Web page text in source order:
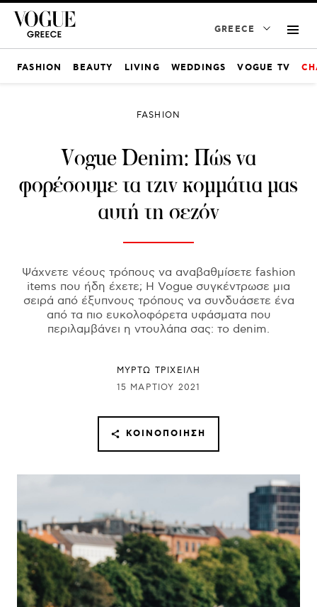
GREECE
FASHION BEAUTY LIVING WEDDINGS VOGUE TV
FASHION
Vogue Denim: Πώς να
φορέσουμε τα τζιν κομμάτια μας
αυτή τη σεζόν
Ψάχνετε νέους τρόπους να αναβαθμίσετε fashion
items που ήδη έχετε; Η Vogue συγκέντρωσε μια
σειρά από έξυπνους τρόπους να συνδυάσετε ένα
από τα πιο ευκολοφόρετα υφάσματα που
περιλαμβάνει η ντουλάπα σας: το denim.
ΜΥΡΤΩ ΤΡΙΧΕΙΛΗ
15 ΜΑΡΤΊΟΥ 2021
ΚΟΙΝΟΠΟΊΗΣΗ